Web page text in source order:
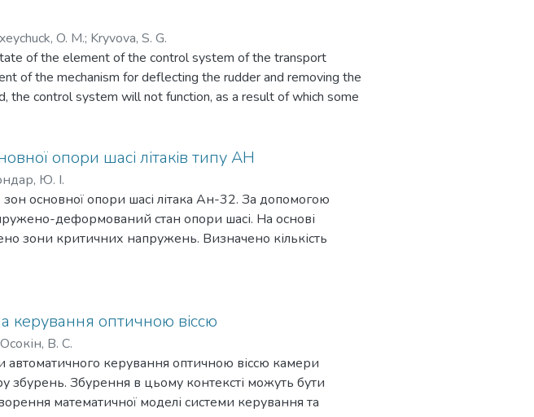
O. М.; Kryvova, S. G.
of the element of the control system of the transport
of the mechanism for deflecting the rudder and removing the
the control system will not function, as a result of which some
of aircraft construction, although they are also used. To
method was used - the finite element method, which models
taking into account the boundary conditions and the
a finite element. Based on the analysis of the stress-strain
there is a possibility of a crack appearing and, as a
опори шасі літаків типу АН
Ю. І.
зон основної опори шасі літака Ан-32. За допомогою
деформований стан опори шасі. На основі
зони критичних напружень. Визначено кількість
критичних зон було використано метод
рішення одночасно.
керування оптичною віссю
Осокін, В. С.
автоматичного керування оптичною віссю камери
збурень. Збурення в цьому контексті можуть бути
математичної моделі системи керування та